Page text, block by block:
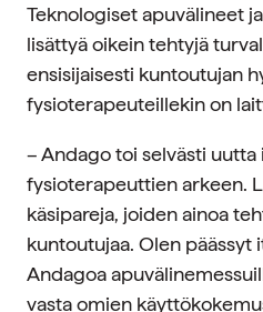
Teknologiset apuvälineet
lisättyä oikein tehtyjä
ensisijaisesti kuntoutujan
fysioterapeuteillekin on
– Andago toi selvästi
fysioterapeuttien arkeen.
käsipareja, joiden ainoa
kuntoutujaa. Olen päässyt
Andagoa
vasta omien